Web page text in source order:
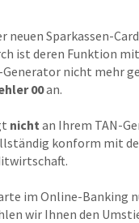
neuen Sparkassen-
ist deren Funktion
nicht mehr
00an.
nicht an Ihrem TAN-
konform mit
im Online-Banking
wir Ihnen den